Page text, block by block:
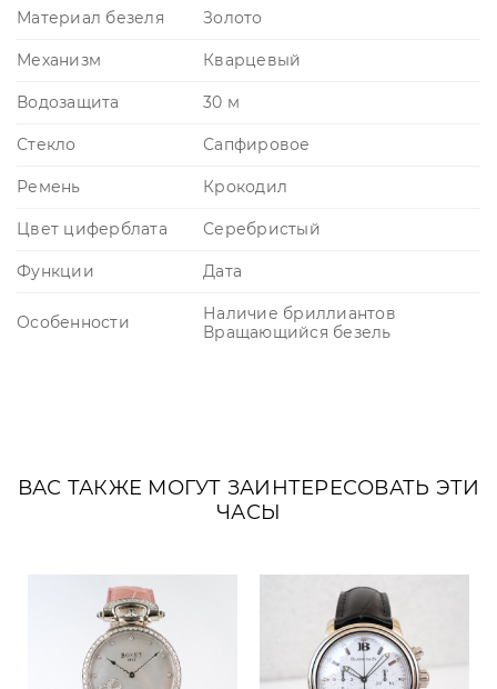
Материал безеля Золото
Механизм Кварцевый
Водозащита 30 м
Стекло Сапфировое
Ремень Крокодил
Цвет циферблата Серебристый
Функции Дата
Особенности
Наличие бриллиантов
Вращающийся безель
ВАС ТАКЖЕ МОГУТ ЗАИНТЕРЕСОВАТЬ ЭТИ
ЧАСЫ